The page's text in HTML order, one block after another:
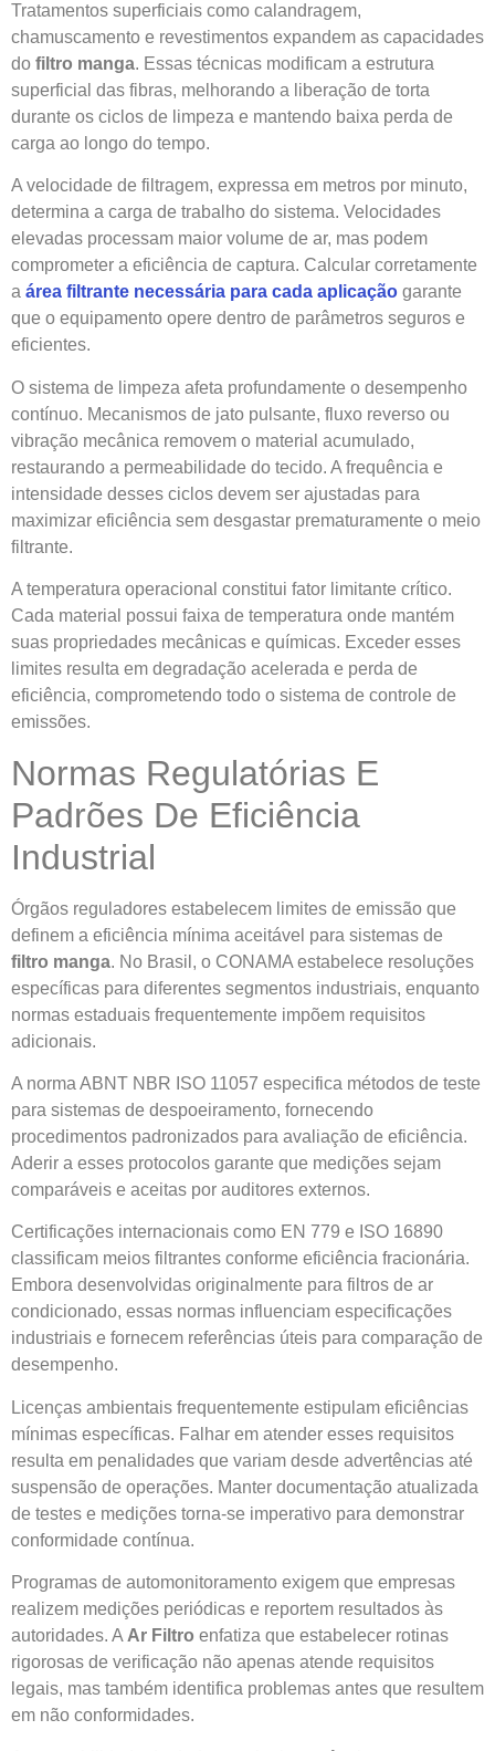
Tratamentos superficiais como calandragem,
chamuscamento e revestimentos expandem as capacidades
do filtro manga. Essas técnicas modificam a estrutura
superficial das fibras, melhorando a liberação de torta
durante os ciclos de limpeza e mantendo baixa perda de
carga ao longo do tempo.
A velocidade de filtragem, expressa em metros por minuto,
determina a carga de trabalho do sistema. Velocidades
elevadas processam maior volume de ar, mas podem
comprometer a eficiência de captura. Calcular corretamente
a área filtrante necessária para cada aplicação garante
que o equipamento opere dentro de parâmetros seguros e
eficientes.
O sistema de limpeza afeta profundamente o desempenho
contínuo. Mecanismos de jato pulsante, fluxo reverso ou
vibração mecânica removem o material acumulado,
restaurando a permeabilidade do tecido. A frequência e
intensidade desses ciclos devem ser ajustadas para
maximizar eficiência sem desgastar prematuramente o meio
filtrante.
A temperatura operacional constitui fator limitante crítico.
Cada material possui faixa de temperatura onde mantém
suas propriedades mecânicas e químicas. Exceder esses
limites resulta em degradação acelerada e perda de
eficiência, comprometendo todo o sistema de controle de
emissões.
Normas Regulatórias E
Padrões De Eficiência
Industrial
Órgãos reguladores estabelecem limites de emissão que
definem a eficiência mínima aceitável para sistemas de
filtro manga. No Brasil, o CONAMA estabelece resoluções
específicas para diferentes segmentos industriais, enquanto
normas estaduais frequentemente impõem requisitos
adicionais.
A norma ABNT NBR ISO 11057 especifica métodos de teste
para sistemas de despoeiramento, fornecendo
procedimentos padronizados para avaliação de eficiência.
Aderir a esses protocolos garante que medições sejam
comparáveis e aceitas por auditores externos.
Certificações internacionais como EN 779 e ISO 16890
classificam meios filtrantes conforme eficiência fracionária.
Embora desenvolvidas originalmente para filtros de ar
condicionado, essas normas influenciam especificações
industriais e fornecem referências úteis para comparação de
desempenho.
Licenças ambientais frequentemente estipulam eficiências
mínimas específicas. Falhar em atender esses requisitos
resulta em penalidades que variam desde advertências até
suspensão de operações. Manter documentação atualizada
de testes e medições torna-se imperativo para demonstrar
conformidade contínua.
Programas de automonitoramento exigem que empresas
realizem medições periódicas e reportem resultados às
autoridades. A Ar Filtro enfatiza que estabelecer rotinas
rigorosas de verificação não apenas atende requisitos
legais, mas também identifica problemas antes que resultem
em não conformidades.